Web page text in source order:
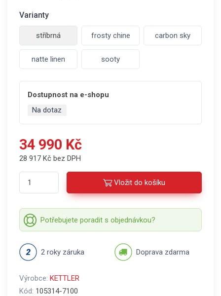
Varianty
stříbrná frosty chine carbon sky
natte linen sooty
Dostupnost na e-shopu
Na dotaz
34 990 Kč
28 917 Kč bez DPH
Vložit do košíku
Potřebujete poradit s objednávkou?
2 roky záruka Doprava zdarma
Výrobce: KETTLER
Kód: 105314-7100